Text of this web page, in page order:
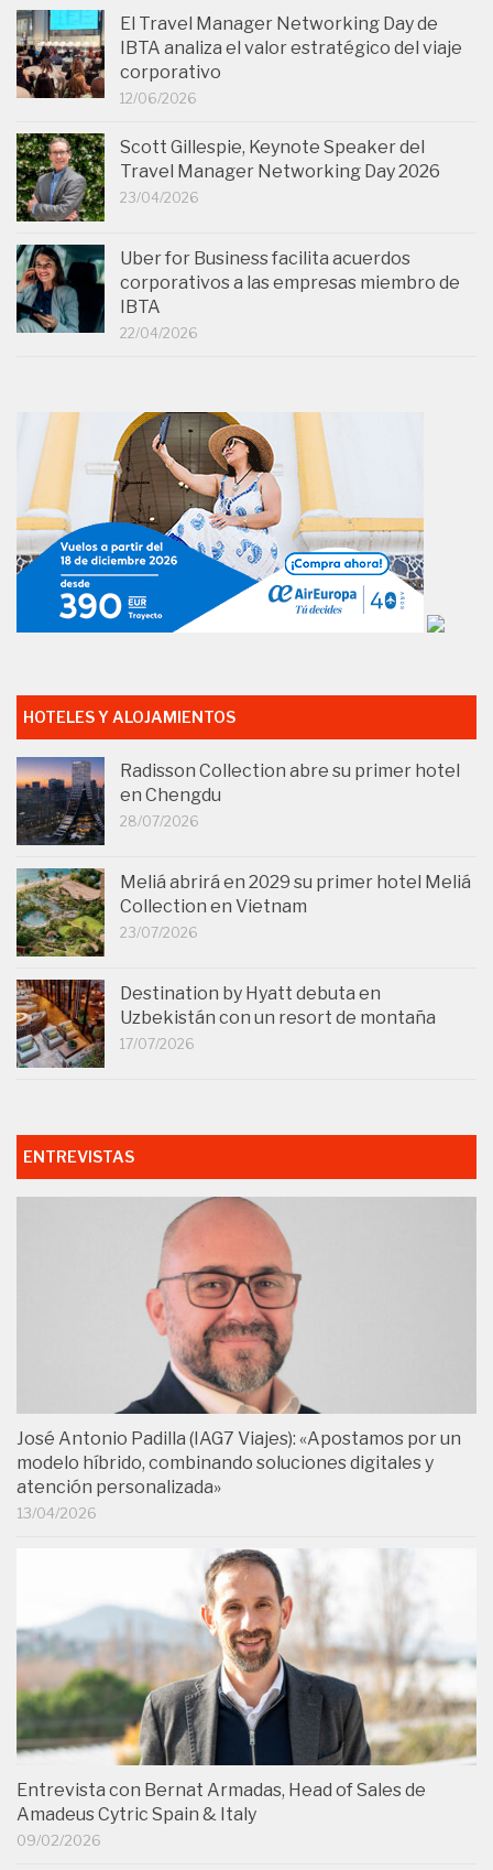
El Travel Manager Networking Day de
IBTA analiza el valor estratégico del viaje
corporativo
12/06/2026
Scott Gillespie, Keynote Speaker del
Travel Manager Networking Day 2026
23/04/2026
Uber for Business facilita acuerdos
corporativos a las empresas miembro de
IBTA
22/04/2026
HOTELES Y ALOJAMIENTOS
Radisson Collection abre su primer hotel
en Chengdu
28/07/2026
Meliá abrirá en 2029 su primer hotel Meliá
Collection en Vietnam
23/07/2026
Destination by Hyatt debuta en
Uzbekistán con un resort de montaña
17/07/2026
ENTREVISTAS
José Antonio Padilla (IAG7 Viajes): «Apostamos por un
modelo híbrido, combinando soluciones digitales y
atención personalizada»
13/04/2026
Entrevista con Bernat Armadas, Head of Sales de
Amadeus Cytric Spain & Italy
09/02/2026